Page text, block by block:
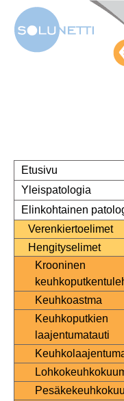
Etusivu
Yleispatologia
Elinkohtainen
Verenkiertoelimet
Hengityselimet
Krooninen
Keuhkoastma
Keuhkoputkien
laajentumatauti